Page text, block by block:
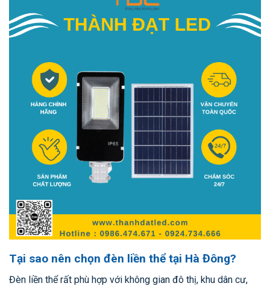
Tại sao nên chọn đèn liền thể tại Hà Đông?
Đèn liền thể rất phù hợp với không gian đô thị, khu dân cư,